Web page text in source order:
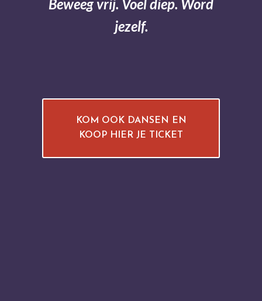
Beweeg vrij. Voel diep. Word
jezelf.
KOM OOK DANSEN EN
KOOP HIER JE TICKET